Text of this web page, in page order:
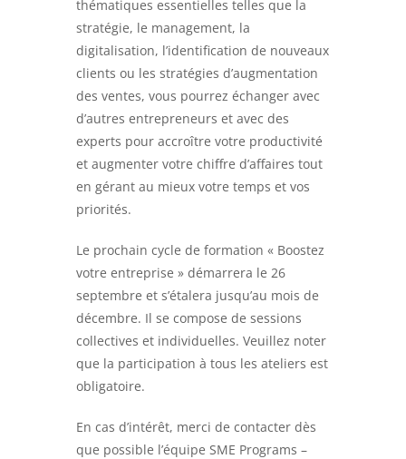
thématiques essentielles telles que la
stratégie, le management, la
digitalisation, l’identification de nouveaux
clients ou les stratégies d’augmentation
des ventes, vous pourrez échanger avec
d’autres entrepreneurs et avec des
experts pour accroître votre productivité
et augmenter votre chiffre d’affaires tout
en gérant au mieux votre temps et vos
priorités.
Le prochain cycle de formation « Boostez
votre entreprise » démarrera le 26
septembre et s’étalera jusqu’au mois de
décembre. Il se compose de sessions
collectives et individuelles. Veuillez noter
que la participation à tous les ateliers est
obligatoire.
En cas d’intérêt, merci de contacter dès
que possible l’équipe SME Programs –